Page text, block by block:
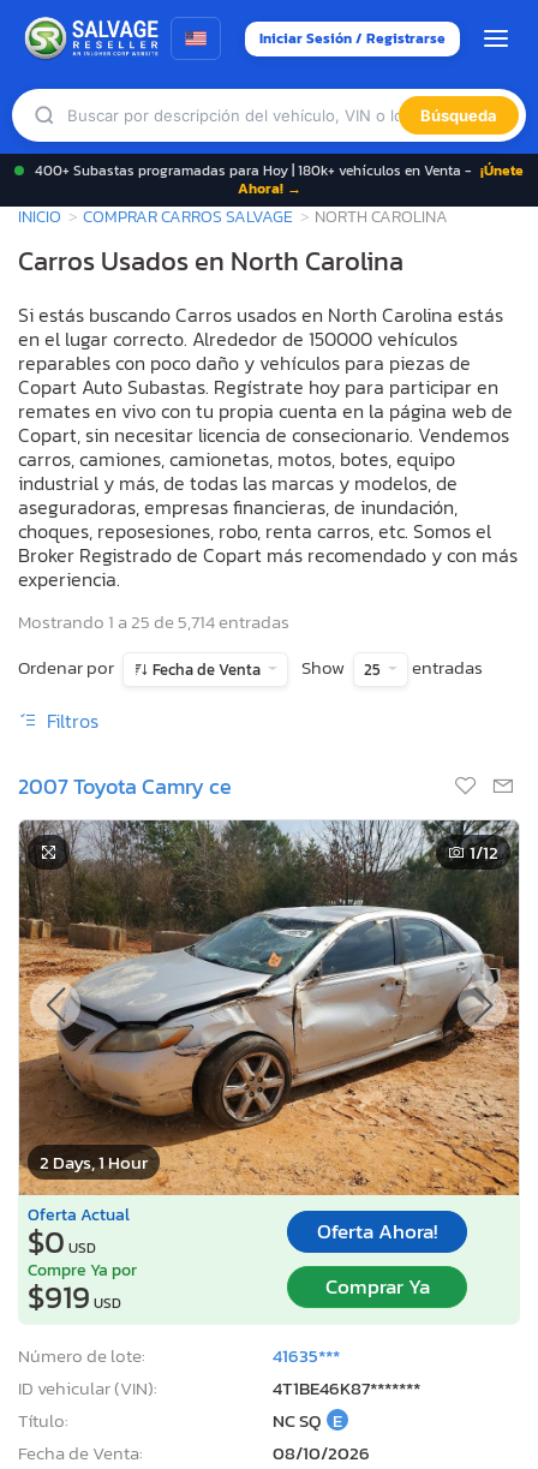
Iniciar Sesión / Registrarse
Búsqueda
400+ Subastas programadas para Hoy | 180k+ vehículos en Venta - ¡Únete
Ahora! →
INICIO COMPRAR CARROS SALVAGE NORTH CAROLINA
Carros Usados en North Carolina
Si estás buscando Carros usados en North Carolina estás
en el lugar correcto. Alrededor de 150000 vehículos
reparables con poco daño y vehículos para piezas de
Copart Auto Subastas. Regístrate hoy para participar en
remates en vivo con tu propia cuenta en la página web de
Copart, sin necesitar licencia de consecionario. Vendemos
carros, camiones, camionetas, motos, botes, equipo
industrial y más, de todas las marcas y modelos, de
aseguradoras, empresas financieras, de inundación,
choques, reposesiones, robo, renta carros, etc. Somos el
Broker Registrado de Copart más recomendado y con más
experiencia.
Mostrando 1 a 25 de 5,714 entradas
Ordenar por
Fecha de Venta Show 25 entradas
Filtros
2007 Toyota Camry ce
2 Days, 1 Hour
1/12
Oferta Actual
$0 USD
Oferta Ahora!
Compre Ya por
$919 USD
Comprar Ya
Número de lote:
41635***
ID vehicular (VIN):
4T1BE46K87*******
Título:
NC SQ E
Fecha de Venta:
08/10/2026